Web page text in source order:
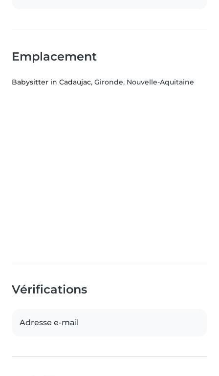
Emplacement
Babysitter in Cadaujac, Gironde, Nouvelle-Aquitaine
Vérifications
Adresse e-mail